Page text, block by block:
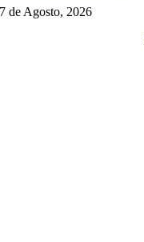
7 de Agosto, 2026